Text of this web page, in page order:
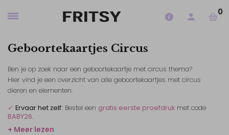
0
Geboortekaartjes Circus
Ben je op zoek naar een geboortekaartje met circus thema?
Hier vind je een overzicht van alle geboortekaartjes met circus
dieren en elementen.
✓ Ervaar het zelf: Bestel een gratis eerste proefdruk met code
BABY26.
+ Meer lezen